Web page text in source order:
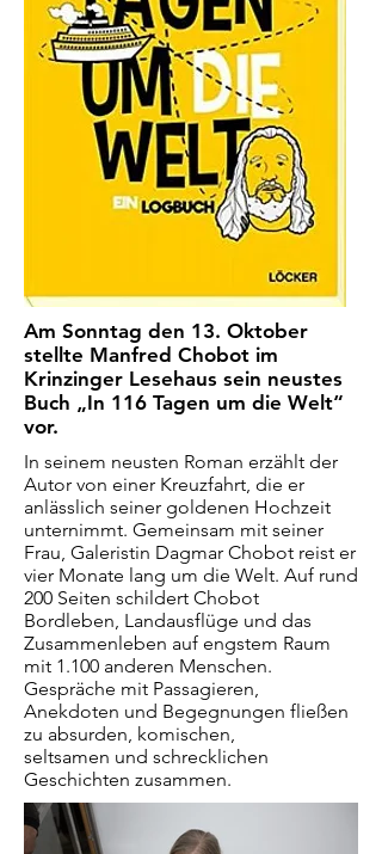
Am Sonntag den 13. Oktober
stellte Manfred Chobot im
Krinzinger Lesehaus sein neustes
Buch „In 116 Tagen um die Welt“
vor.
In seinem neusten Roman erzählt der
Autor von einer Kreuzfahrt, die er
anlässlich seiner goldenen Hochzeit
unternimmt. Gemeinsam mit seiner
Frau, Galeristin Dagmar Chobot reist er
vier Monate lang um die Welt. Auf rund
200 Seiten schildert Chobot
Bordleben, Landausflüge und das
Zusammenleben auf engstem Raum
mit 1.100 anderen Menschen.
Gespräche mit Passagieren,
Anekdoten und Begegnungen fließen
zu absurden, komischen,
seltsamen und schrecklichen
Geschichten zusammen.